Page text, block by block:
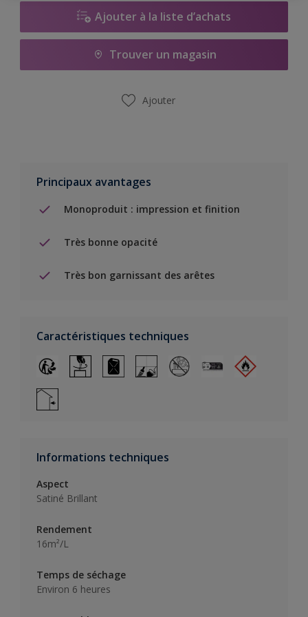
Ajouter à la liste d’achats
Trouver un magasin
Ajouter
Principaux avantages
Monoproduit : impression et finition
Très bonne opacité
Très bon garnissant des arêtes
Caractéristiques techniques
Informations techniques
Aspect
Satiné Brillant
Rendement
16m²/L
Temps de séchage
Environ 6 heures